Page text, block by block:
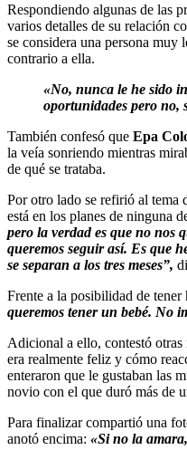
Respondiendo algunas de las
varios detalles de su relación
se considera una persona
contrario a ella.
«No, nunca le he sido
oportunidades pero no,
También confesó que Epa
la veía sonriendo mientras
de qué se trataba.
Por otro lado se refirió al tema
está en los planes de ninguna
pero la verdad es que no nos
queremos seguir así. Es que
se separan a los tres meses”,
Frente a la posibilidad de tener
queremos tener un bebé. No
Adicional a ello, contestó
era realmente feliz y cómo
enteraron que le gustaban las
novio con el que duró más de
Para finalizar compartió una
anotó encima: «Si no la